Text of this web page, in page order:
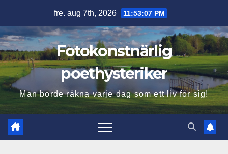
innehåll
fre. aug 7th, 2026 11:53:08 PM
Fotokonstnärlig
poethysteriker
Man borde räkna varje dag som ett liv för sig!